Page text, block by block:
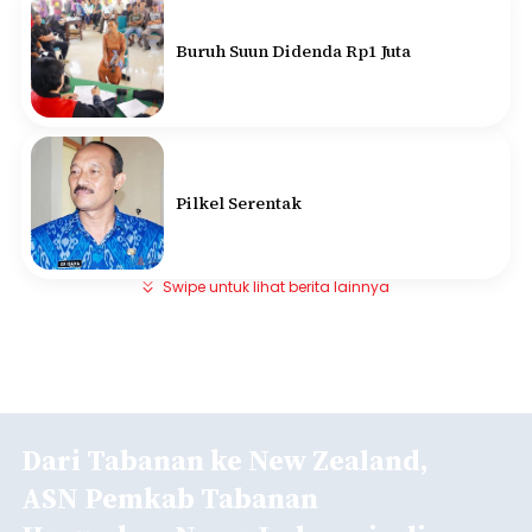
Buruh Suun Didenda Rp1 Juta
Pilkel Serentak
Swipe untuk lihat berita lainnya
Dari Tabanan ke New Zealand,
ASN Pemkab Tabanan